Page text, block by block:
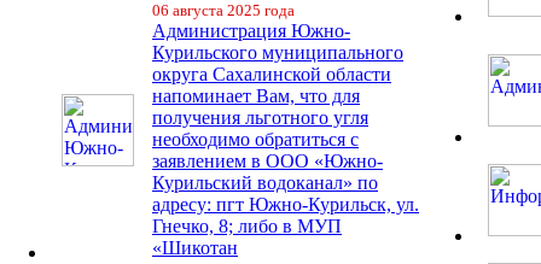
06 августа 2025 года
Администрация Южно-
Курильского муниципального
округа Сахалинской области
напоминает Вам, что для
получения льготного угля
необходимо обратиться с
заявлением в ООО «Южно-
Курильский водоканал» по
адресу: пгт Южно-Курильск, ул.
Гнечко, 8; либо в МУП
«Шикотан